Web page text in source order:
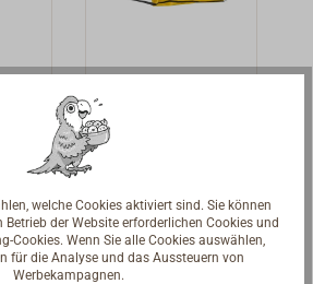
für
Rettungsring/
en
Rettungsringe,
Rettungskragen
oder Mann-über-
21,90 € *
welche Cookies aktiviert sind. Sie können
der Website erforderlichen Cookies und
Cookies. Wenn Sie alle Cookies auswählen,
für die Analyse und das Aussteuern von
Werbekampagnen.